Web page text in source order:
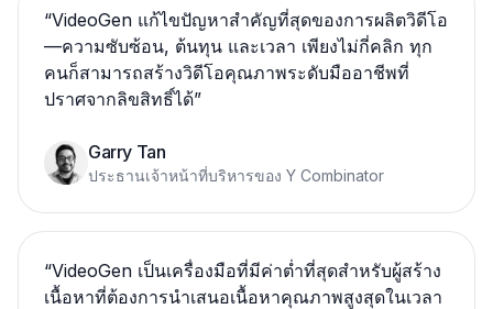
“VideoGen แก้ไขปัญหาสำคัญที่สุดของการผลิตวิดีโอ
—ความซับซ้อน, ต้นทุน และเวลา เพียงไม่กี่คลิก ทุก
คนก็สามารถสร้างวิดีโอคุณภาพระดับมืออาชีพที่
ปราศจากลิขสิทธิ์ได้”
Garry Tan
ประธานเจ้าหน้าที่บริหารของ Y Combinator
“VideoGen เป็นเครื่องมือที่มีค่าต่ำที่สุดสำหรับผู้สร้าง
เนื้อหาที่ต้องการนำเสนอเนื้อหาคุณภาพสูงสุดในเวลา